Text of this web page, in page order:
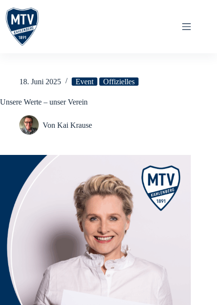
Inhalt
springen
18. Juni 2025 Event Offizielles
Unsere Werte – unser Verein
Von Kai Krause